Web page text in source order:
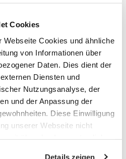
Cookies
Webseite Cookies und ähnliche
von Informationen über
Daten. Dies dient der
Diensten und
Nutzungsanalyse, der
und der Anpassung der
Diese Einwilligung
unserer Webseite nicht
Details zeigen
Checklisten,
Musterformulierungen,
Mitarbeiter individuelle
auf dessen
Durch die Bearbeitung
Fachbeitrag und Wissenstest
und die
jederzeit transparent.